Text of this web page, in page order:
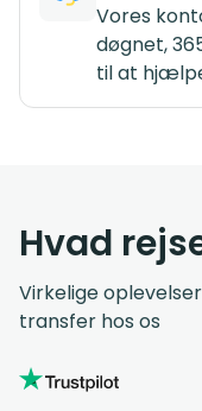
Vores
døgnet,
til at
Hvad
Virkelige
transfer hos os